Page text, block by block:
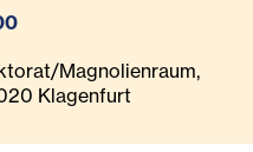
Magnolienraum,
Klagenfurt